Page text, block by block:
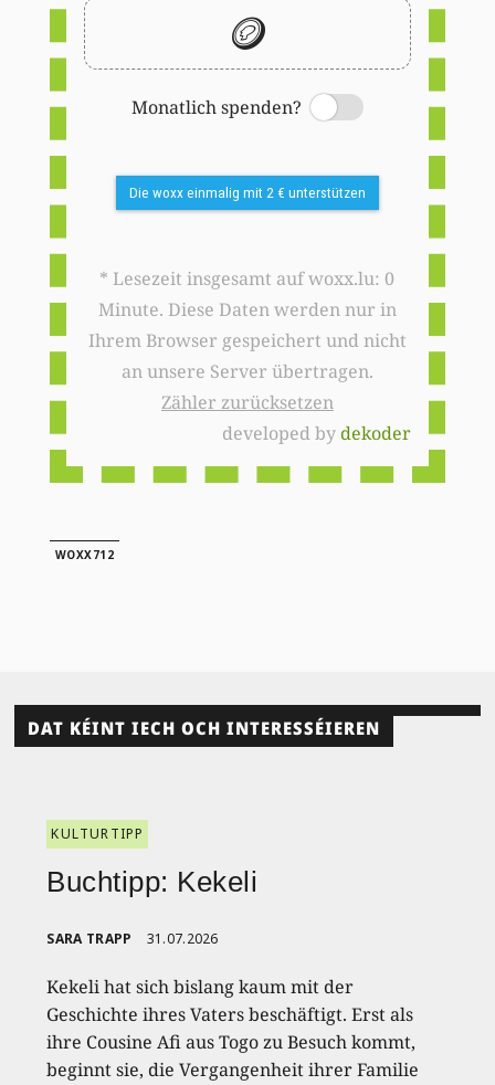
🪙
Monatlich spenden?
Switch
Die woxx einmalig mit 2 € unterstützen
* Lesezeit insgesamt auf woxx.lu: 0
Minute. Diese Daten werden nur in
Ihrem Browser gespeichert und nicht
an unsere Server übertragen.
Zähler zurücksetzen
developed bydekoder
WOXX712
DAT KÉINT IECH OCH INTERESSÉIEREN
KULTURTIPP
Buchtipp: Kekeli
SARA TRAPP 31.07.2026
Kekeli hat sich bislang kaum mit der
Geschichte ihres Vaters beschäftigt. Erst als
ihre Cousine Afi aus Togo zu Besuch kommt,
beginnt sie, die Vergangenheit ihrer Familie